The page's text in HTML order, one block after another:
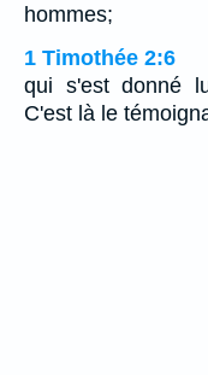
hommes;
1 Timothée 2:6
qui s'est donné
C'est là le